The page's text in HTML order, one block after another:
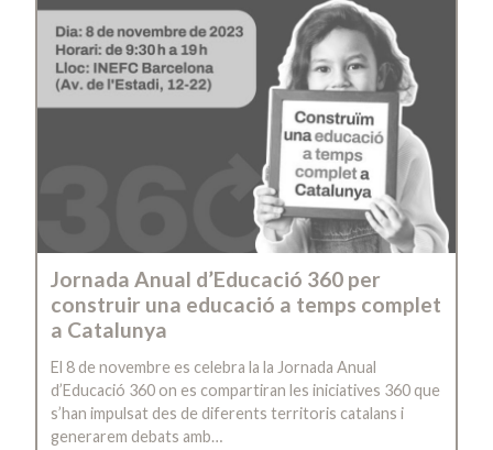
Jornada Anual d’Educació 360 per
construir una educació a temps complet
a Catalunya
El 8 de novembre es celebra la la Jornada Anual
d’Educació 360 on es compartiran les iniciatives 360 que
s’han impulsat des de diferents territoris catalans i
generarem debats amb…